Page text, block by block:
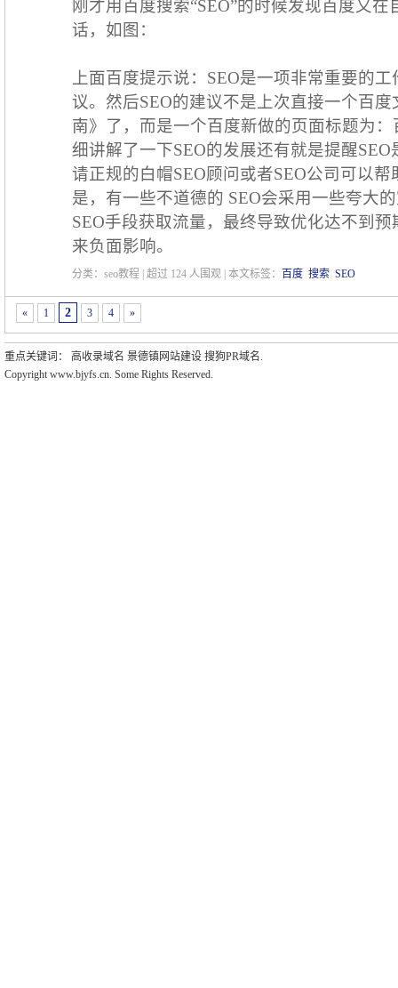
刚才用百度搜索“SEO”的时候发现百度又
话，如图：
上面百度提示说：SEO是一项非常重要的
议。然后SEO的建议不是上次直接一个百
南》了，而是一个百度新做的页面标题为
细讲解了一下SEO的发展还有就是提醒
请正规的白帽SEO顾问或者SEO公司可以
是，有一些不道德的 SEO会采用一些夸大
SEO手段获取流量，最终导致优化达不到
来负面影响。
分类：seo教程 | 超过 124 人围观 | 本文标签： 百度 搜索 SEO
« 1 2 3 4 »
重点关键词： 高收录域名 景德镇网站建设 搜狗PR域名.
Copyright www.bjyfs.cn. Some Rights Reserved.